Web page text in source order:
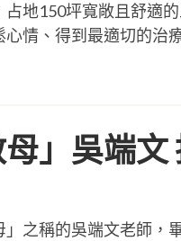
占地150坪寬敞且舒適
情、得到最適切的治
母」吳端
」之稱的吳端文老師，